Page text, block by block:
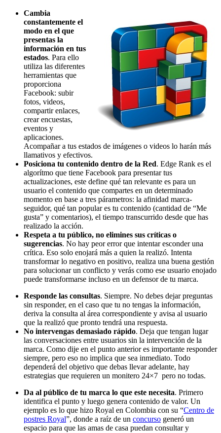
Cambia
constantemente el
modo en el que
presentas la
información en tus
estados. Para ello
utiliza las diferentes
herramientas que
proporciona
Facebook: subir
fotos, videos,
compartir enlaces,
crear encuestas,
eventos y
aplicaciones.
Acompañar a tus estados de imágenes o videos lo harán más
llamativos y efectivos.
Posiciona tu contenido dentro de la Red. Edge Rank es el
algorítmo que tiene Facebook para presentar tus
actualizaciones, este define qué tan relevante es para un
usuario el contenido que compartes en un determinado
momento en base a tres párametros: la afinidad marca-
seguidor, qué tan popular es tu contenido (cantidad de “Me
gusta” y comentarios), el tiempo transcurrido desde que has
realizado la acción.
Respeta a tu público, no elimines sus críticas o
sugerencias. No hay peor error que intentar esconder una
crítica. Eso solo enojará más a quien la realizó. Intenta
transformar lo negativo en positivo, realiza una buena gestión
para solucionar un conflicto y verás como ese usuario enojado
puede transformarse incluso en un defensor de tu marca.
Responde las consultas. Siempre. No debes dejar preguntas
sin responder, en el caso que tu no tengas la información,
deriva la consulta al área correspondiente y avisa al usuario
que la realizó que pronto tendrá una respuesta.
No intervengas demasiado rápido. Deja que tengan lugar
las conversaciones entre usuarios sin la intervención de la
marca. Como dije en el punto anterior es importante responder
siempre, pero eso no implica que sea inmediato. Todo
dependerá del objetivo que debas llevar adelante, hay
estrategias que requieren un monitero 24×7 pero no todas.
Da al público de tu marca lo que este necesita. Primero
identifica el punto y luego genera contenido de valor. Un
ejemplo es lo que hizo Royal en Colombia con su “Centro de
postres Royal”, donde a raíz de un concurso generó un
espacio para que las amas de casa puedan consultar y